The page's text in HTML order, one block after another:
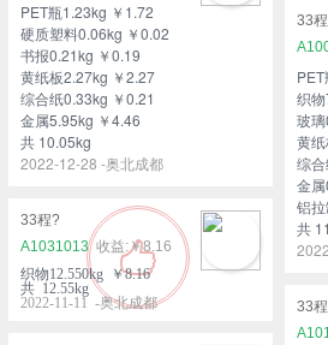
PET瓶1.23kg ￥1.72
硬质塑料0.06kg ￥0.02
书报0.21kg ￥0.19
黄纸板2.27kg ￥2.27
综合纸0.33kg ￥0.21
金属5.95kg ￥4.46
共 10.05kg
2022-12-28 -奥北成都
33
织
玻
黄
综
金
铝
共
33程?
A1031013
￥8.16
织物12.550kg ￥8.16
共 12.55kg
2022-11-11 -奥北成都
33